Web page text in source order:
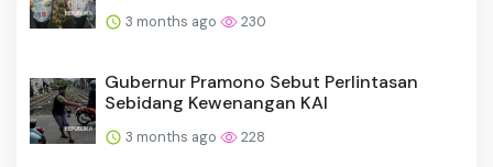
3 months ago 230
Gubernur Pramono Sebut Perlintasan
Sebidang Kewenangan KAI
3 months ago 228